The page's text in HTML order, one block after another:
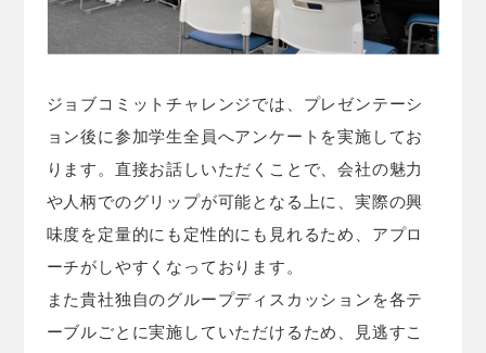
ジョブコミットチャレンジでは、プレゼンテーシ
ョン後に参加学生全員へアンケートを実施してお
ります。直接お話しいただくことで、会社の魅力
や人柄でのグリップが可能となる上に、実際の興
味度を定量的にも定性的にも見れるため、アプロ
ーチがしやすくなっております。
また貴社独自のグループディスカッションを各テ
ーブルごとに実施していただけるため、見逃すこ